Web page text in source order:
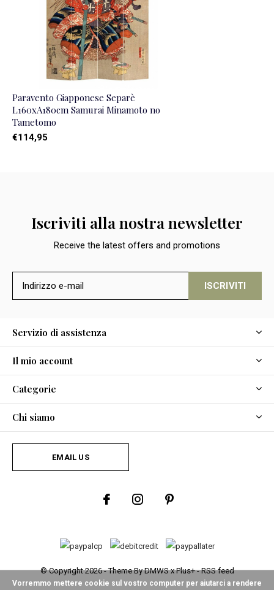
Paravento Giapponese Separè
L160xA180cm Samurai Minamoto no
Tametomo
€114,95
Iscriviti alla nostra newsletter
Receive the latest offers and promotions
ISCRIVITI
Servizio di assistenza
Il mio account
Categorie
Chi siamo
EMAIL US
© Copyright2026- Theme ByDMWSxPlus+-RSS feed
Vorremmo mettere cookie sul vostro computer per aiutarci a rendere